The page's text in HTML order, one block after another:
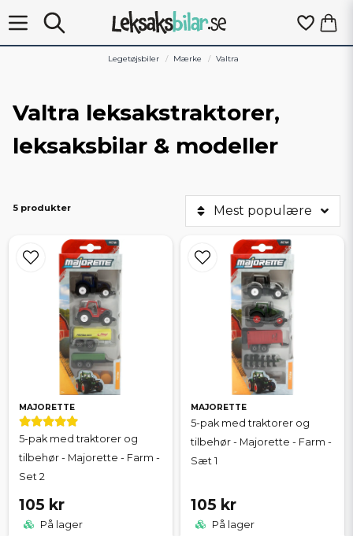
Legetøjsbiler Mærke Valtra
Valtra leksakstraktorer,
leksaksbilar & modeller
5 produkter Mest populære
MAJORETTE
5-pak med traktorer og
tilbehør - Majorette - Farm -
Set 2
105 kr
På lager
MAJORETTE
5-pak med traktorer og
tilbehør - Majorette - Farm -
Sæt 1
105 kr
På lager